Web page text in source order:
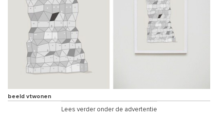
beeld vtwonen
Lees verder onder de advertentie